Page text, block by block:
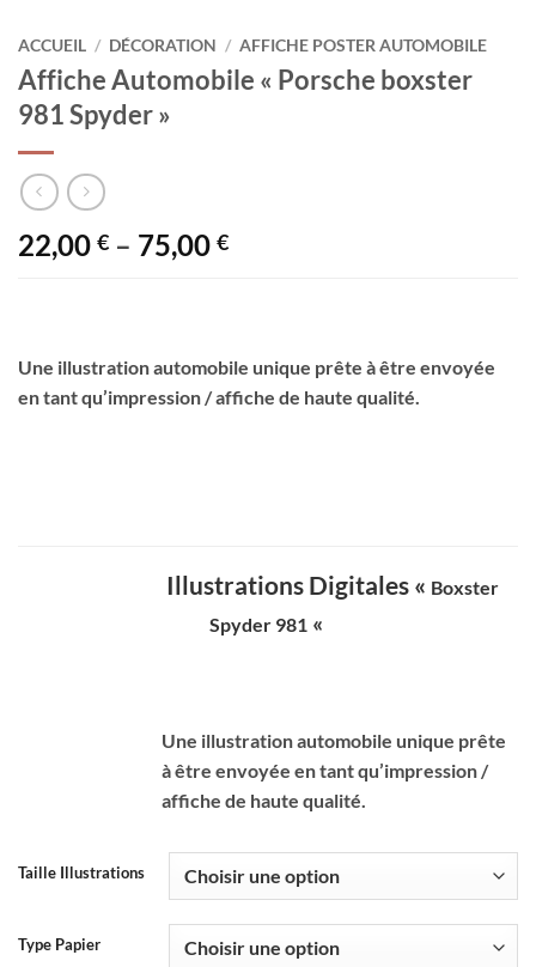
ACCUEIL / DÉCORATION / AFFICHE POSTER AUTOMOBILE
Affiche Automobile « Porsche boxster
981 Spyder »
22,00 € – 75,00 €
Une illustration automobile unique prête à être envoyée
en tant qu’impression / affiche de haute qualité.
Illustrations Digitales « Boxster
Spyder 981«
Une illustration automobile unique prête
à être envoyée en tant qu’impression /
affiche de haute qualité.
Taille Illustrations
Type Papier